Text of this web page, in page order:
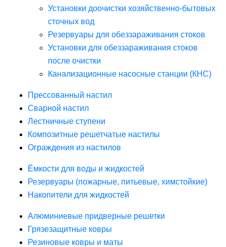
Установки доочистки хозяйственно-бытовых
сточных вод
Резервуары для обеззараживания стоков
Установки для обеззараживания стоков
после очистки
Канализационные насосные станции (КНС)
Прессованный настил
Сварной настил
Лестничные ступени
Композитные решетчатые настилы
Ограждения из настилов
Ёмкости для воды и жидкостей
Резервуары (пожарные, питьевые, химстойкие)
Накопители для жидкостей
Алюминиевые придверные решетки
Грязезащитные ковры
Резиновые ковры и маты